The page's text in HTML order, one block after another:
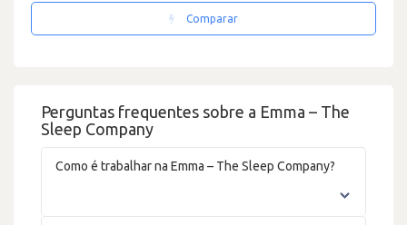
Perguntas frequentes sobre a Emma – The
Sleep Company
Como é trabalhar na Emma – The Sleep Company?
Comparar